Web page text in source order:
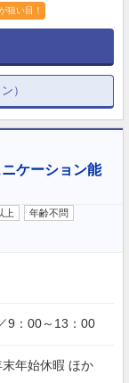
狙い目！
）
ケーション能
上
年齢不問
9：00～13：00
年始休暇 ほか